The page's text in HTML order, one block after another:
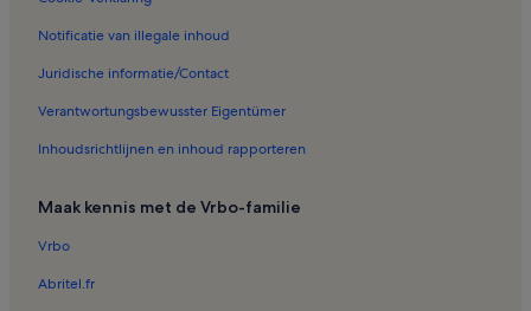
Vakantiehuizen in Algarve Clube Atlântico
Vakantiehuizen in Mato Serrão
Vakantiehuizen in Torralta
Vakantiehuizen in Ferragudo
Notificatie van illegale inhoud
Juridische informatie/Contact
Verantwortungsbewusster Eigentümer
Inhoudsrichtlijnen en inhoud rapporteren
Maak kennis met de Vrbo-familie
Vrbo
Abritel.fr